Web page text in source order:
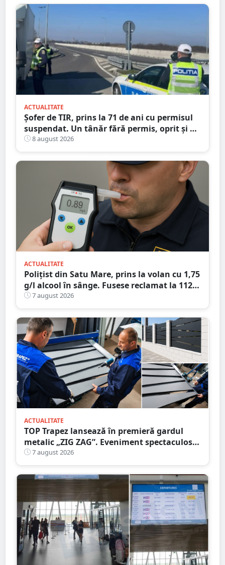
ACTUALITATE
Șofer de TIR, prins la 71 de ani cu permisul
suspendat. Un tânăr fără permis, oprit și el
la Petea
8 august 2026
ACTUALITATE
Polițist din Satu Mare, prins la volan cu 1,75
g/l alcool în sânge. Fusese reclamat la 112
că circula pe contrasens
7 august 2026
ACTUALITATE
TOP Trapez lansează în premieră gardul
metalic „ZIG ZAG”. Eveniment spectaculos
în Grădina Romei
7 august 2026